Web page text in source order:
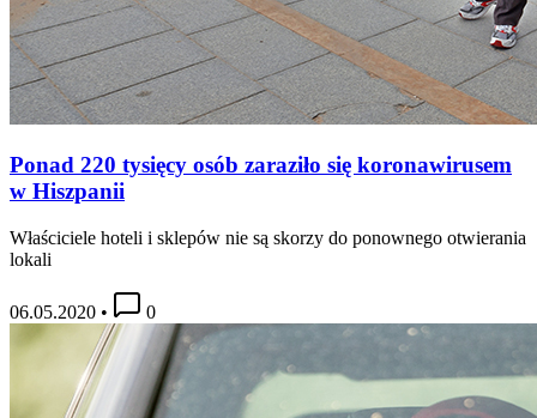
Ponad 220 tysięcy osób zaraziło się koronawirusem
w Hiszpanii
Właściciele hoteli i sklepów nie są skorzy do ponownego otwierania
lokali
06.05.2020 • 0